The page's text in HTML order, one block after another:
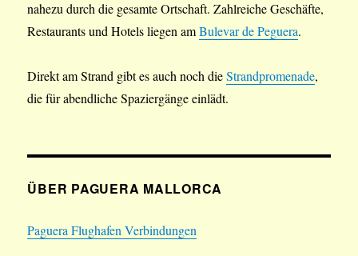
nahezu durch die gesamte Ortschaft. Zahlreiche Geschäfte,
Restaurants und Hotels liegen amBulevar de Peguera.
Direkt am Strand gibt es auch noch dieStrandpromenade,
die für abendliche Spaziergänge einlädt.
ÜBER PAGUERA MALLORCA
Paguera Flughafen Verbindungen